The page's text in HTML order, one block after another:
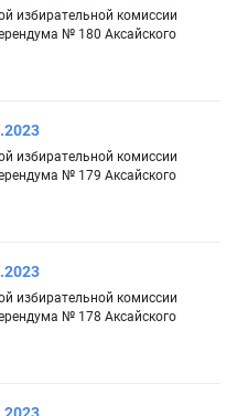
избирательной комиссии
№ 180 Аксайского
избирательной комиссии
№ 179 Аксайского
избирательной комиссии
№ 178 Аксайского